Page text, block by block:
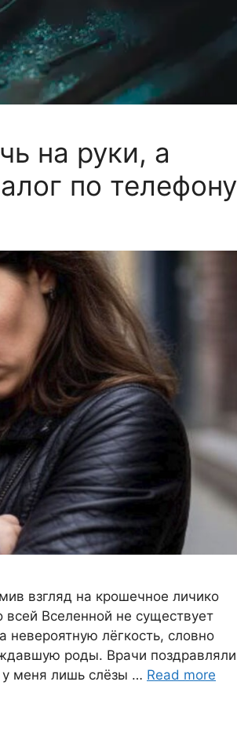
на руки, а
по телефону
взгляд на крошечное личико
Вселенной не существует
невероятную лёгкость, словно
роды. Врачи поздравляли
меня лишь слёзы … Read more